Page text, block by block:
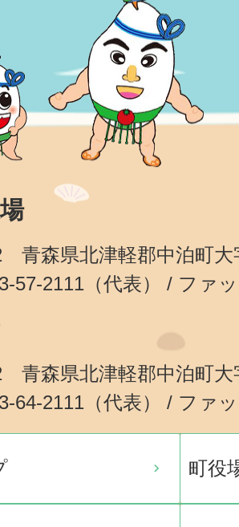
青森県北津軽郡中泊町大
57-2111（代表） / ファ
青森県北津軽郡中泊町大
64-2111（代表） / ファ
町役